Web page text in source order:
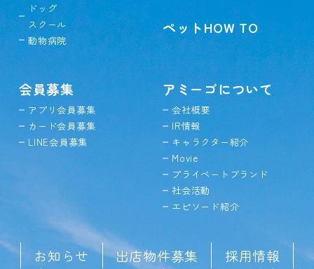
ドッグ
スクール
動物病院
ペットHOW TO
会員募集
アプリ会員募集
カード会員募集
LINE会員募集
アミーゴについて
会社概要
IR情報
キャラクター紹介
Movie
プライベートブランド
社会活動
エピソード紹介
お知らせ 出店物件募集
採用情報